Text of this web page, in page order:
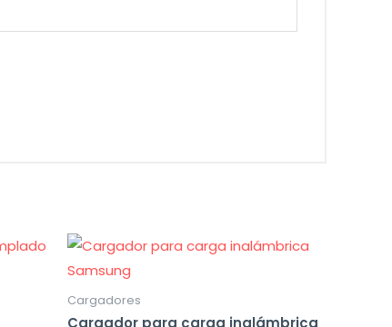
Cargadores
Cargador para carga inalámbrica